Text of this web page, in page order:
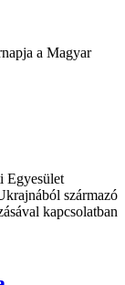
a Magyar
Egyesület
származó
kapcsolatban